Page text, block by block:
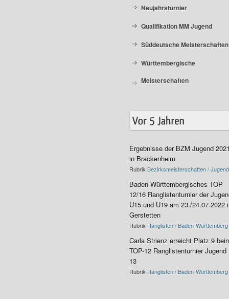
Neujahrsturnier
Qualifikation MM Jugend
Süddeutsche Meisterschaften
Württembergische
Meisterschaften
Ergebnisse der BZM Jugend
in Brackenheim
Rubrik Bezirksmeisterschaften / Jugend
Baden-Württembergisches TOP
12/16 Ranglistenturnier der
U15 und U19 am 23./24.07.2022
Gerstetten
Rubrik Ranglisten / Baden-Württemberg
Carla Strienz erreicht Platz 9
TOP-12 Ranglistenturnier Jugend
13
Rubrik Ranglisten / Baden-Württemberg